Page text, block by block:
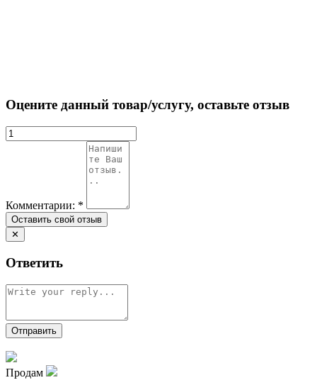
Оцените данный товар/услугу, оставьте отзыв
Комментарии: *
✕
Ответить
Продам